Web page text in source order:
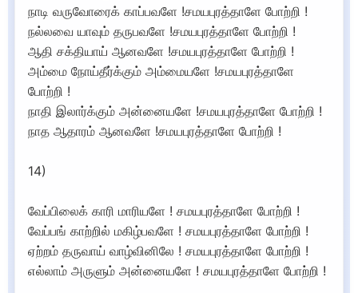
நாடி வருவோரைக் காப்பவளே !சமயபுரத்தாளே போற்றி !
நல்லவை யாவும் தருபவளே !சமயபுரத்தாளே போற்றி !
ஆதி சக்தியாய் ஆனவளே !சமயபுரத்தாளே போற்றி !
அம்மை நோய்தீர்க்கும் அம்மையளே !சமயபுரத்தாளே
போற்றி !
நாதி இலார்க்கும் அன்னையளே !சமயபுரத்தாளே போற்றி !
நாத ஆதாரம் ஆனவளே !சமயபுரத்தாளே போற்றி !
14)
வேப்பிலைக் காரி மாரியளே ! சமயபுரத்தாளே போற்றி !
வேப்பங் காற்றில் மகிழ்பவளே ! சமயபுரத்தாளே போற்றி !
ஏற்றம் தருவாய் வாழ்வினிலே ! சமயபுரத்தாளே போற்றி !
எல்லாம் அருளும் அன்னையளே ! சமயபுரத்தாளே போற்றி !